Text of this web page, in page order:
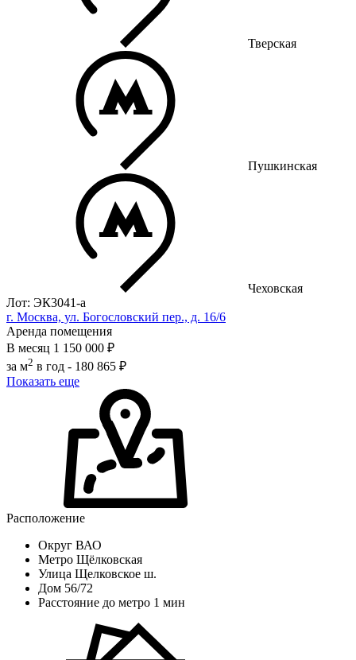
Тверская
Пушкинская
Чеховская
Лот: ЭК3041-a
г. Москва, ул. Богословский пер., д. 16/6
Аренда помещения
В месяц 1 150 000 ₽
за м2 в год - 180 865 ₽
Показать еще
Расположение
Округ ВАО
Метро Щёлковская
Улица Щелковское ш.
Дом 56/72
Расстояние до метро 1 мин